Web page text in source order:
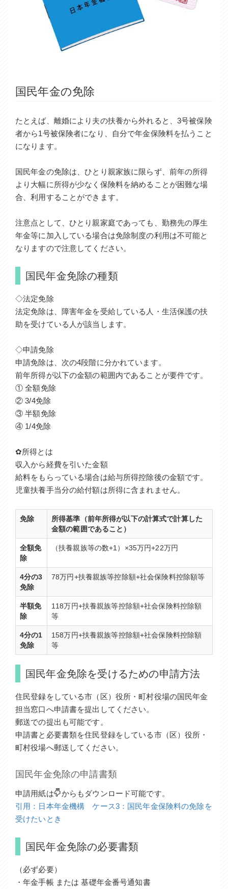
国民年金の免除
たとえば、離婚により夫の扶養から外れると、3号被保険
者から1号被保険者になり、自分で年金保険料を払うこと
になります。
国民年金の免除は、ひとり親家族に限らず、前年の所得
より大幅に所得が少なく保険料を納めることが困難な場
合、利用することができます。
注意点として、ひとり親家庭であっても、勤務先の厚生
年金等に加入している場合は免除制度の利用は不可能と
なりますので注意してください。
国民年金免除の種類
◇法定免除
法定免除は、障害年金を受給している人・生活保護の扶
助を受けている人が該当します。
◇申請免除
申請免除は、次の4段階に分かれています。
前年所得が以下の金額の範囲内であることが要件です。
① 全額免除
② 3/4免除
③ 半額免除
④ 1/4免除
✿所得とは
収入から経費を引いた金額
給料をもらっている場合は給与所得控除後の金額です。
児童扶養手当分の給付額は所得に含まれません。
免除
所得基準（前年所得が以下の計算式で計算した
金額の範囲であること）
全額免
除
（扶養親族等の数+1）×35万円+22万円
4分の3
免除
78万円+扶養親族等控除額+社会保険料控除額等
半額免
除
118万円+扶養親族等控除額+社会保険料控除額
等
4分の1
免除
158万円+扶養親族等控除額+社会保険料控除額
等
国民年金免除を受けるための申請方法
住民登録をしている市（区）役所・町村役場の国民年金
担当窓口へ申請書を提出してください。
郵送での提出も可能です。
申請書と必要書類を住民登録をしている市（区）役所・
町村役場へ郵送してください。
国民年金免除の申請書類
申請用紙は
からもダウンロード可能です。
引用：日本年金機構 ケース3：国民年金保険料の免除を
受けたいとき
国民年金免除の必要書類
（必ず必要）
・年金手帳 または 基礎年金番号通知書